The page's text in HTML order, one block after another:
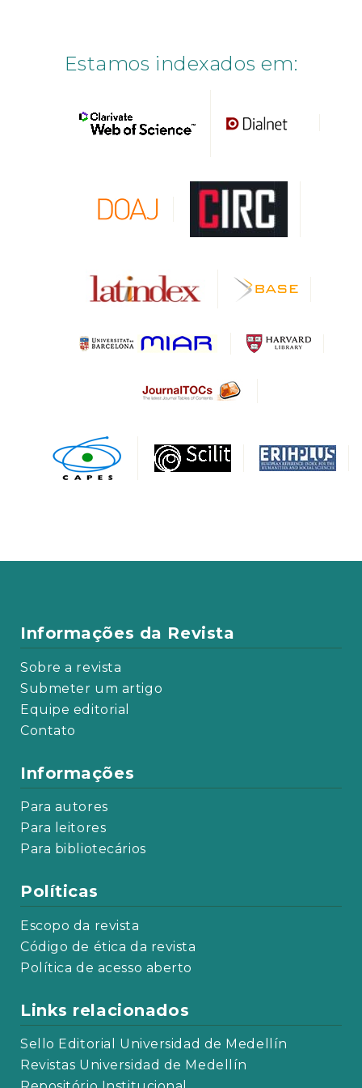
Estamos indexados em:
Informações da Revista
Sobre a revista
Submeter um artigo
Equipe editorial
Contato
Informações
Para autores
Para leitores
Para bibliotecários
Políticas
Escopo da revista
Código de ética da revista
Política de acesso aberto
Links relacionados
Sello Editorial Universidad de Medellín
Revistas Universidad de Medellín